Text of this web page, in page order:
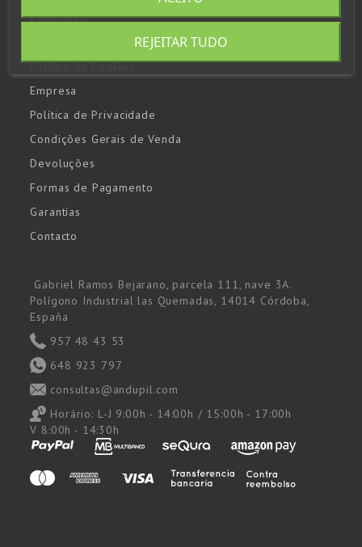
Expedição
Política de Cookies
Empresa
Política de Privacidade
Condições Gerais de Venda
Devoluções
Formas de Pagamento
Garantías
Contacto
Gabriel Ramos Bejarano, parcela 111, nave 3A.
Polígono Industrial las Quemadas, 14014 Córdoba,
España
957 48 43 53
648 923 797
consultas@andupil.com
Horário: L-J 9:00h - 14:00h / 15:00h - 17:00h
V 8:00h - 14:30h
REJEITAR TUDO